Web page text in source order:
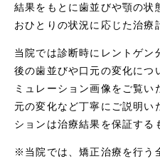
結果をもとに歯並びや顎の状
おひとりの状況に応じた治療
当院では診断時にレントゲン
後の歯並びや口元の変化につ
ミュレーション画像をご覧い
元の変化など丁寧にご説明い
ションは治療結果を保証する
※当院では、矯正治療を行う